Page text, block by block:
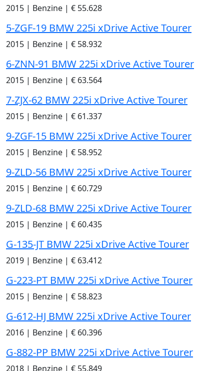
2015 | Benzine | € 55.628
5-ZGF-19 BMW 225i xDrive Active Tourer
2015 | Benzine | € 58.932
6-ZNN-91 BMW 225i xDrive Active Tourer
2015 | Benzine | € 63.564
7-ZJX-62 BMW 225i xDrive Active Tourer
2015 | Benzine | € 61.337
9-ZGF-15 BMW 225i xDrive Active Tourer
2015 | Benzine | € 58.952
9-ZLD-56 BMW 225i xDrive Active Tourer
2015 | Benzine | € 60.729
9-ZLD-68 BMW 225i xDrive Active Tourer
2015 | Benzine | € 60.435
G-135-JT BMW 225i xDrive Active Tourer
2019 | Benzine | € 63.412
G-223-PT BMW 225i xDrive Active Tourer
2015 | Benzine | € 58.823
G-612-HJ BMW 225i xDrive Active Tourer
2016 | Benzine | € 60.396
G-882-PP BMW 225i xDrive Active Tourer
2018 | Benzine | € 55.849